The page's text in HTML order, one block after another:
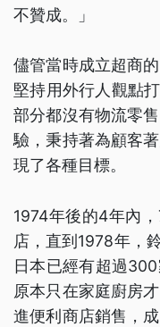
不贊成。」
儘管當時成立超商
堅持用外行人觀點
部分都沒有物流零
驗，秉持著為顧客
現了各種目標。
1974年後的4年內
店，直到1978年，
日本已經有超過
原本只在家庭廚房
進便利商店銷售，